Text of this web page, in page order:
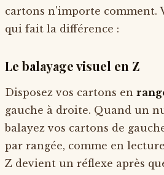
cartons n'importe comment.
qui fait la différence :
Le balayage visuel en Z
Disposez vos cartons en
gauche à droite. Quand un
balayez vos cartons de
par rangée, comme en
Z devient un réflexe après